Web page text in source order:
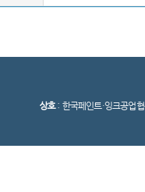
상호: 한국페인트·잉크공업